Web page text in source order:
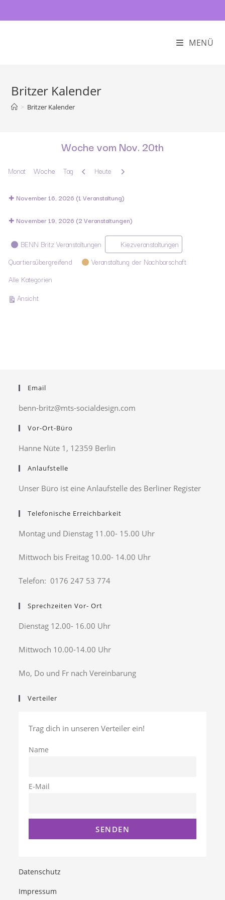
MENÜ
Britzer Kalender
> Britzer Kalender
Woche vom Nov. 20th
Monat Woche Tag Zurück
Heute Weiter
November 16, 2026 (1 Veranstaltung)
November 19, 2026 (2 Veranstaltungen)
Kategorien
BENN Britz Veranstaltungen
Kiezveranstaltungen
Quartiersübergreifend
Veranstaltung der Nachbarschaft
Alle Kategorien
Ansichtausdrucken
Email
benn-britz@mts-socialdesign.com
Vor-Ort-Büro
Hanne Nüte 1, 12359 Berlin
Anlaufstelle
Unser Büro ist eine Anlaufstelle des Berliner Register
Telefonische Erreichbarkeit
Montag und Dienstag 11.00- 15.00 Uhr
Mittwoch bis Freitag 10.00- 14.00 Uhr
Telefon: 0176 247 53 774
Sprechzeiten Vor- Ort
Dienstag 12.00- 16.00 Uhr
Mittwoch 10.00-14.00 Uhr
Mo, Do und Fr nach Vereinbarung
Verteiler
Trag dich in unseren Verteiler ein!
Name
E-Mail
Datenschutz
Impressum